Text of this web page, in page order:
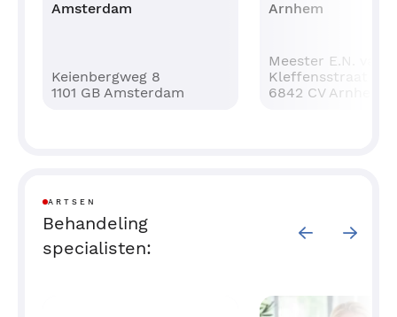
Amsterdam
Keienbergweg 8
1101 GB Amsterdam
Arnhem
Meester E.N. van
Kleffensstraat 14
6842 CV Arnhem
ARTSEN
Behandeling
specialisten: